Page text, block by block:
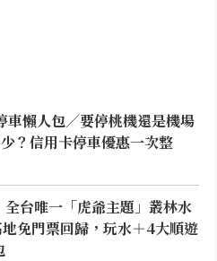
車懶人包／要停桃機還是機場
？信用卡停車優惠一次整
全台唯一「虎爺主題」叢林水
免門票回歸，玩水＋4大順遊